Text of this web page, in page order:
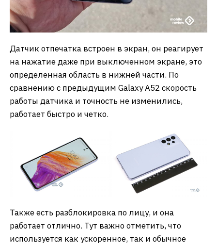
Датчик отпечатка встроен в экран, он реагирует
на нажатие даже при выключенном экране, это
определенная область в нижней части. По
сравнению с предыдущим Galaxy A52 скорость
работы датчика и точность не изменились,
работает быстро и четко.
Также есть разблокировка по лицу, и она
работает отлично. Тут важно отметить, что
используется как ускоренное, так и обычное